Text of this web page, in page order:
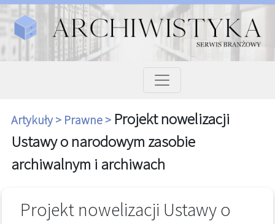
Artykuły > Prawne > Projekt nowelizacji
Ustawy o narodowym zasobie
archiwalnym i archiwach
Projekt nowelizacji Ustawy o